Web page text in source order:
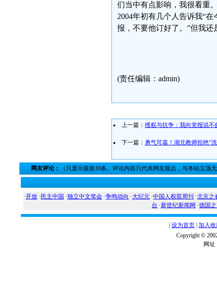
们当中有点影响，我很看重
2004年初有几个人告诉我“
报，不要他订好了。”但我
(责任编辑：admin)
上一篇： 维权与抗争：我向党报说不
下一篇： 勇气可嘉！湖北教师拒绝“
网友评论： （只显示最新10条。评论内容只代表网友观点，与本站立场
·开放 · 民主中国 ·独立中文笔会 ·争鸣动向 ·大纪元 ·中国人权双周刊 ·北京之
台 ·新世纪新闻网 ·德国
设为首页 加入
Copyright ©
网址